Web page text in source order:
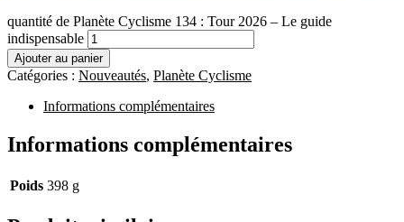
quantité de Planète Cyclisme 134 : Tour 2026 – Le guide
indispensable
Ajouter au panier
Catégories : Nouveautés, Planète Cyclisme
Informations complémentaires
Informations complémentaires
Poids 398 g